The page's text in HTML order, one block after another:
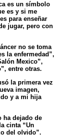
es un símbolo
es y si me
para enseñar
jugar, pero con
no se toma
la enfermedad”,
Mexico”,
entre otras.
la primera vez
imagen,
y a mi hija
ha dejado de
cinta “Un
del olvido”.